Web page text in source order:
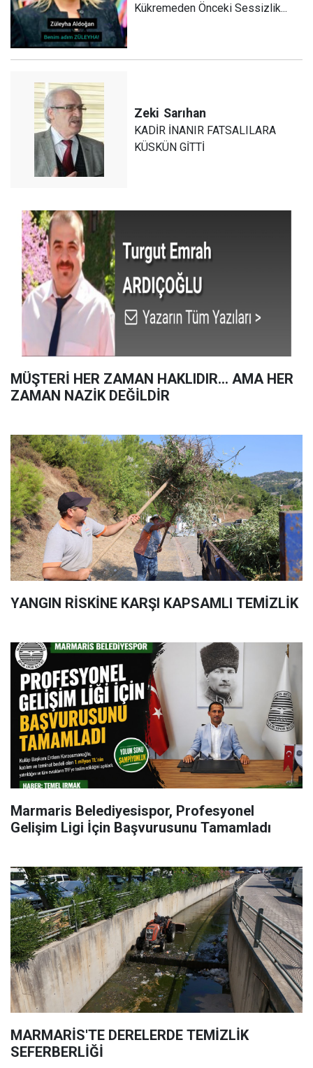
Kükremeden Önceki Sessizlik...
Zeki Sarıhan
KADİR İNANIR FATSALILARA
KÜSKÜN GİTTİ
MÜŞTERİ HER ZAMAN HAKLIDIR… AMA HER
ZAMAN NAZİK DEĞİLDİR
YANGIN RİSKİNE KARŞI KAPSAMLI TEMİZLİK
Marmaris Belediyesispor, Profesyonel
Gelişim Ligi İçin Başvurusunu Tamamladı
MARMARİS'TE DERELERDE TEMİZLİK
SEFERBERLİĞİ